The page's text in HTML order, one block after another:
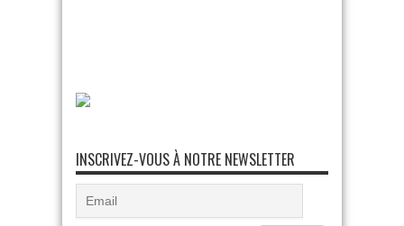
INSCRIVEZ-VOUS À NOTRE NEWSLETTER